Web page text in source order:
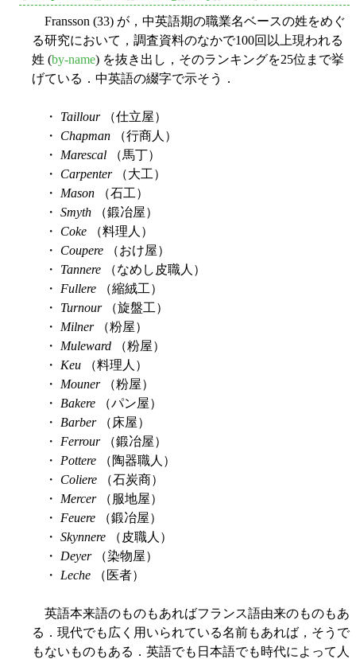
Fransson (33) が，中英語期の職業名ベースの姓をめぐ
る研究において，調査資料のなかで100回以上現われる
姓 (by-name) を抜き出し，そのランキングを25位まで挙
げている．中英語の綴字で示そう．
・ Taillour（仕立屋）
・ Chapman （行商人）
・ Marescal （馬丁）
・ Carpenter（大工）
・ Mason （石工）
・ Smyth （鍛冶屋）
・ Coke （料理人）
・ Coupere （おけ屋）
・ Tannere （なめし皮職人）
・ Fullere （縮絨工）
・ Turnour（旋盤工）
・ Milner（粉屋）
・ Muleward （粉屋）
・ Keu （料理人）
・ Mouner（粉屋）
・ Bakere （パン屋）
・ Barber（床屋）
・ Ferrour（鍛冶屋）
・ Pottere （陶器職人）
・ Coliere （石炭商）
・ Mercer（服地屋）
・ Feuere （鍛冶屋）
・ Skynnere （皮職人）
・ Deyer（染物屋）
・ Leche （医者）
英語本来語のものもあればフランス語由来のものもあ
る．現代でも広く用いられている名前もあれば，そうで
もないものもある．英語でも日本語でも時代によって人